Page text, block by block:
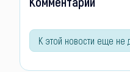
К этой новости еще